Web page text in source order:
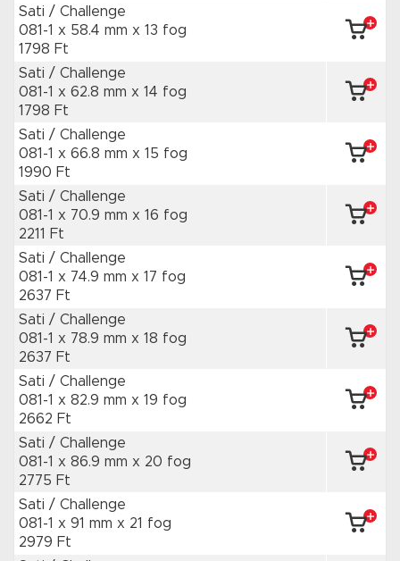
Sati / Challenge
081-1 x 58.4 mm x 13 fog
1798 Ft
Sati / Challenge
081-1 x 62.8 mm x 14 fog
1798 Ft
Sati / Challenge
081-1 x 66.8 mm x 15 fog
1990 Ft
Sati / Challenge
081-1 x 70.9 mm x 16 fog
2211 Ft
Sati / Challenge
081-1 x 74.9 mm x 17 fog
2637 Ft
Sati / Challenge
081-1 x 78.9 mm x 18 fog
2637 Ft
Sati / Challenge
081-1 x 82.9 mm x 19 fog
2662 Ft
Sati / Challenge
081-1 x 86.9 mm x 20 fog
2775 Ft
Sati / Challenge
081-1 x 91 mm x 21 fog
2979 Ft